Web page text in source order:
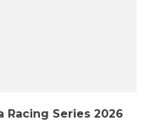
Racing Series 2026